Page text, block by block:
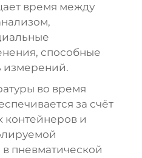
время между
способные
измерений.
во время
за счёт
контейнеров и
в пневматической